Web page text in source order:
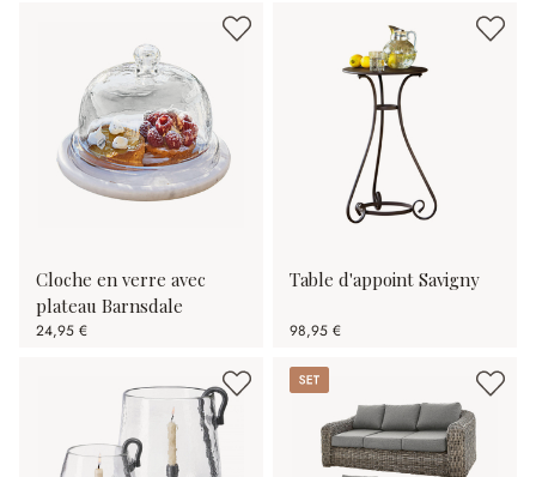
Cloche en verre avec
plateau Barnsdale
24,95 €
Table d'appoint Savigny
98,95 €
Set